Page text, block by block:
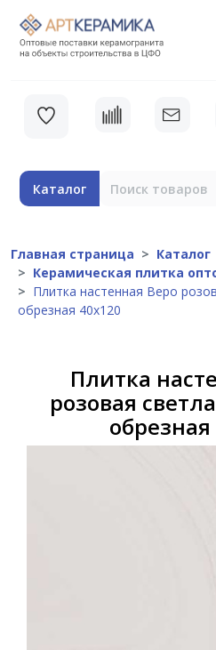
Каталог
Главная страница
Каталог
Керамическая плитка
Плитка настенная Веро
обрезная 40х120
Плитка
розовая
обрезная